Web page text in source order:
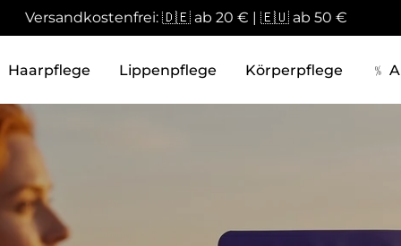
🇩🇪 ab 20 € | 🇪🇺 ab 50 €
Haarpflege Lippenpflege Körperpflege ﹪